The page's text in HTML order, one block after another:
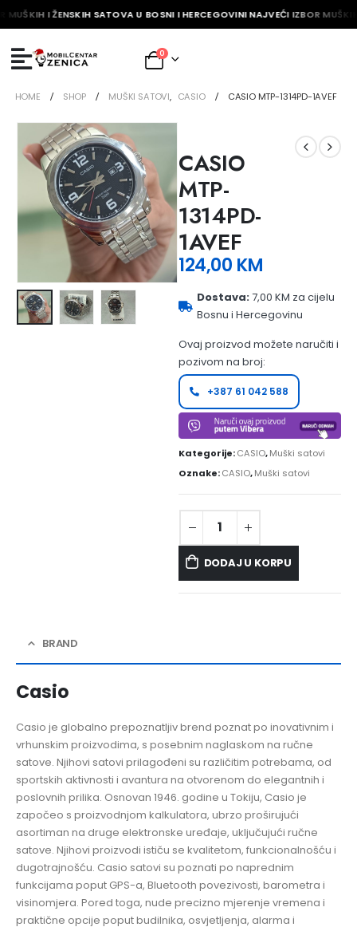
MUŠKIH I ŽENSKIH SATOVA U BOSNI I HERCEGOVINI NAJVEĆI IZBOR
0
HOME SHOP MUŠKI SATOVI, CASIO CASIO MTP-1314PD-1AVEF
CASIO
MTP-
1314PD-
1AVEF
124,00 KM
Dostava:7,00 KM za cijelu
Bosnu i Hercegovinu
Ovaj proizvod možete naručiti i
pozivom na broj:
+387 61 042 588
Kategorije:CASIO,Muški satovi
Oznake:CASIO,Muški satovi
DODAJ U KORPU
BRAND
Casio
Casio je globalno prepoznatljiv brend poznat po inovativnim i
vrhunskim proizvodima, s posebnim naglaskom na ručne
satove. Njihovi satovi prilagođeni su različitim potrebama, od
sportskih aktivnosti i avantura na otvorenom do elegantnih i
poslovnih prilika. Osnovan 1946. godine u Tokiju, Casio je
započeo s proizvodnjom kalkulatora, ubrzo proširujući
asortiman na druge elektronske uređaje, uključujući ručne
satove. Njihovi proizvodi ističu se kvalitetom, funkcionalnošću i
dugotrajnošću. Casio satovi su poznati po naprednim
funkcijama poput GPS-a, Bluetooth povezivosti, barometra i
visinomjera. Pored toga, nude precizno mjerenje vremena i
praktične opcije poput budilnika, osvjetljenja, alarma i